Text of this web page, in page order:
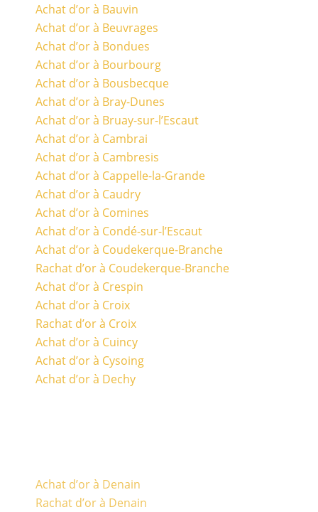
Achat d’or à Bauvin
Achat d’or à Beuvrages
Achat d’or à Bondues
Achat d’or à Bourbourg
Achat d’or à Bousbecque
Achat d’or à Bray-Dunes
Achat d’or à Bruay-sur-l’Escaut
Achat d’or à Cambrai
Achat d’or à Cambresis
Achat d’or à Cappelle-la-Grande
Achat d’or à Caudry
Achat d’or à Comines
Achat d’or à Condé-sur-l’Escaut
Achat d’or à Coudekerque-Branche
Rachat d’or à Coudekerque-Branche
Achat d’or à Crespin
Achat d’or à Croix
Rachat d’or à Croix
Achat d’or à Cuincy
Achat d’or à Cysoing
Achat d’or à Dechy
Achat d’or à Denain
Rachat d’or à Denain